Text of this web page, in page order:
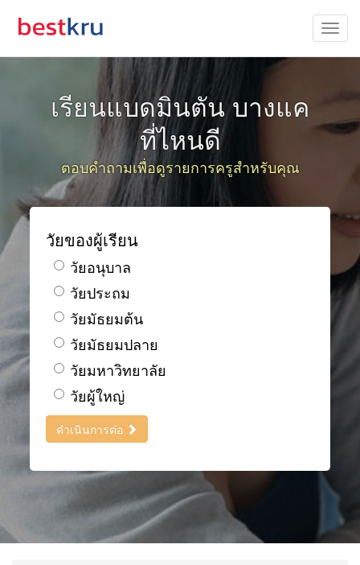
เรียนแบดมินตัน บางแค
ที่ไหนดี
ตอบคำถามเพื่อดูรายการครูสำหรับคุณ
วัยของผู้เรียน
วัยอนุบาล
วัยประถม
วัยมัธยมต้น
วัยมัธยมปลาย
วัยมหาวิทยาลัย
วัยผู้ใหญ่
ดำเนินการต่อ